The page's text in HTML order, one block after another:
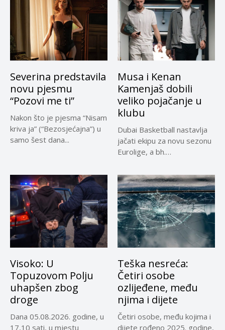
Severina predstavila
novu pjesmu
“Pozovi me ti”
Nakon što je pjesma “Nisam
kriva ja” (“Bezosjećajna”) u
samo šest dana...
Musa i Kenan
Kamenjaš dobili
veliko pojačanje u
klubu
Dubai Basketball nastavlja
jačati ekipu za novu sezonu
Eurolige, a bh.
Visoko: U
Topuzovom Polju
uhapšen zbog
droge
Dana 05.08.2026. godine, u
17,10 sati, u mjestu
Teška nesreća:
Četiri osobe
ozlijeđene, među
njima i dijete
Četiri osobe, među kojima i
dijete rođeno 2025. godine,